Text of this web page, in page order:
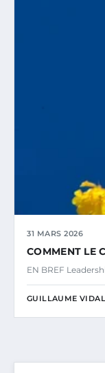
31 MARS 2026
COMMENT LE
EN BREF
GUILLAUME VIDAL